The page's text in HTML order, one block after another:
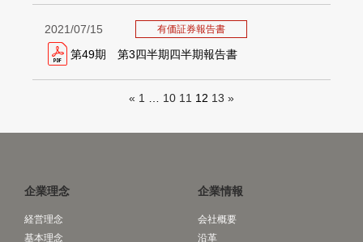
2021/07/15 有価証券報告書
第49期 第3四半期四半期報告書
« 1 10 11 12 13 »
企業理念
経営理念
基本理念
企業情報
会社概要
沿革